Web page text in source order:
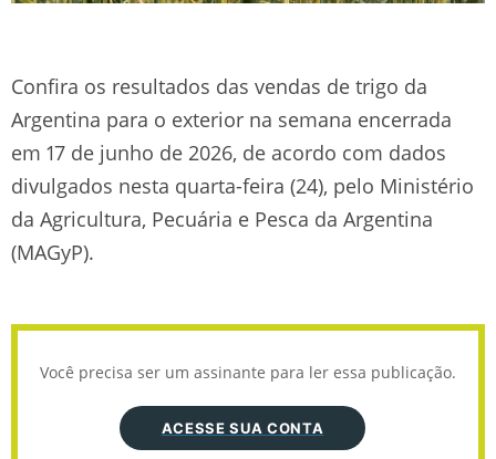
Confira os resultados das vendas de trigo da
Argentina para o exterior na semana encerrada
em 17 de junho de 2026, de acordo com dados
divulgados nesta quarta-feira (24), pelo Ministério
da Agricultura, Pecuária e Pesca da Argentina
(MAGyP).
Você precisa ser um assinante para ler essa publicação.
ACESSE SUA CONTA